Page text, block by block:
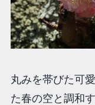
丸みを帯びた可
た春の空と調和